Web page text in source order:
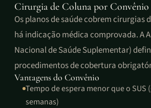
Cirurgia de Coluna por Convênio
Os planos de saúde cobrem cirurgias
há indicação médica comprovada. A
Nacional de Saúde Suplementar)
procedimentos de cobertura
Vantagens do Convênio
Tempo de espera menor que o SUS
semanas)